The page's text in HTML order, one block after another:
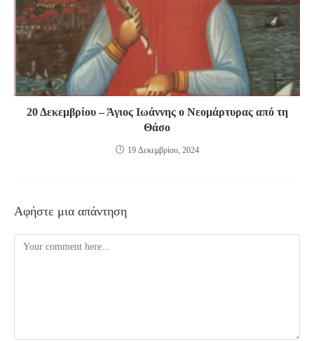
20 Δεκεμβρίου – Άγιος Ιωάννης ο Νεομάρτυρας από τη
Θάσο
19 Δεκεμβρίου, 2024
Αφήστε μια απάντηση
Comment